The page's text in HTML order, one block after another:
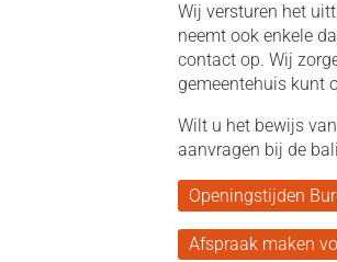
Wij versturen het
neemt ook enkele
contact op. Wij
gemeentehuis kunt
Wilt u het bewijs
aanvragen bij de
Openingstijden
Afspraak maken